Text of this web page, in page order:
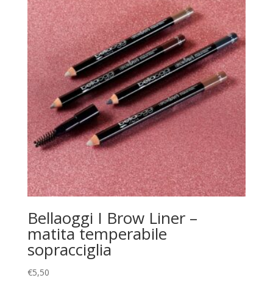
Bellaoggi I Brow Liner –
matita temperabile
sopracciglia
€5,50